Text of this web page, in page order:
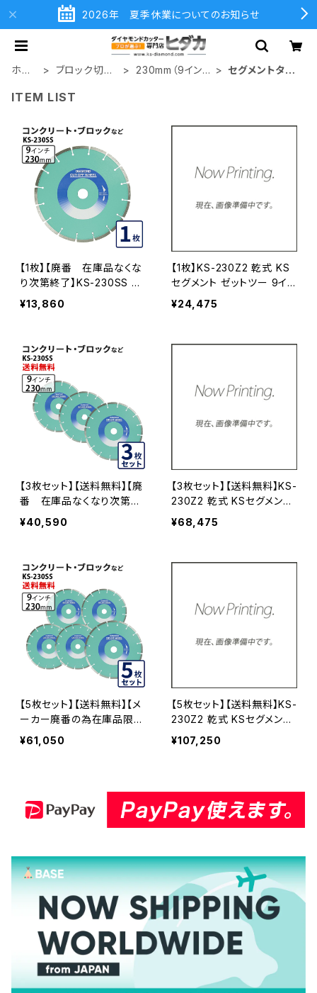
2026年 夏季休業についてのお知らせ
ホー
ブロック切断
230mm（9イン
セグメントタイ
ITEM LIST
【1枚】【廃番 在庫品なくな
り次第終了】KS-230SS KS
セグメントシルバー 9インチ
230mm コンクリート、ブロ
ドカッター 刃 ダイヤセグメ
ント(ks-230ss)
¥13,860
【1枚】KS-230Z2 乾式 KS
セグメント ゼットツー 9イン
チ 230mm コンクリート・ブ
ロックなどの切断 ダイヤモ
¥24,475
【3枚セット】【送料無料】【廃
番 在庫品なくなり次第終
了】KSセグメントシルバー K
S-230SS 9インチ コンクリ
¥40,590
【3枚セット】【送料無料】KS-
230Z2 乾式 KSセグメント
ゼットツー 9インチ 230mm
コンクリート・ブロックなど
ー 刃 ダイヤセグメント ks-
¥68,475
【5枚セット】【送料無料】【メ
ーカー廃番の為在庫品限
り】KSセグメントシルバー K
S-230SS 9インチ コンクリ
¥61,050
【5枚セット】【送料無料】KS-
230Z2 乾式 KSセグメント
ゼットツー 9インチ コンクリ
ート・ブロックなどの切断
230Z2-05
¥107,250